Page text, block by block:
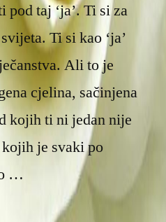
pod taj ‘ja’. Ti si za
svijeta. Ti si kao ‘ja’
Ali to je
cjelina, sačinjena
kojih ti ni jedan nije
kojih je svaki po
…